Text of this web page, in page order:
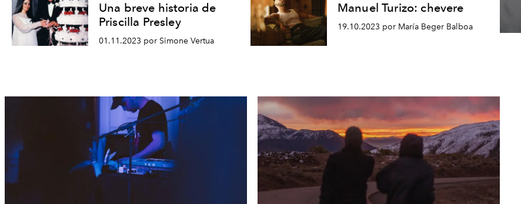
Una breve historia de
Priscilla Presley
01.11.2023 por Simone Vertua
Manuel Turizo: chevere
19.10.2023 por María Beger Balboa